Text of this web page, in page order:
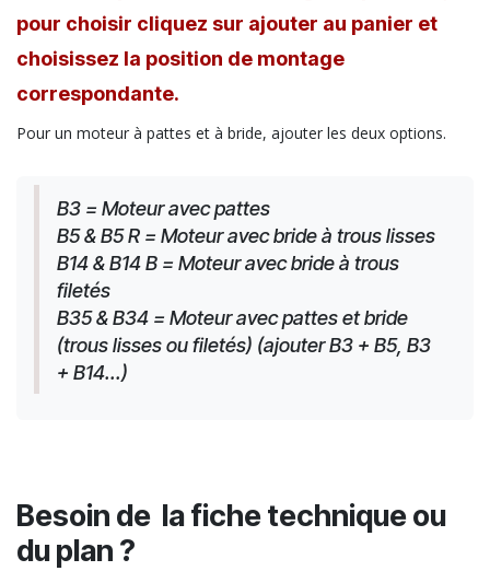
pour choisir cliquez sur ajouter au panier et
choisissez la position de montage
correspondante.
Pour un moteur à pattes et à bride, ajouter les deux options.
B3 = Moteur avec pattes
B5 & B5 R = Moteur avec bride à trous lisses
B14 & B14 B = Moteur avec bride à trous
filetés
B35 & B34 = Moteur avec pattes et bride
(trous lisses ou filetés) (ajouter B3 + B5, B3
+ B14...)
Besoin de la fiche technique ou
du plan ?